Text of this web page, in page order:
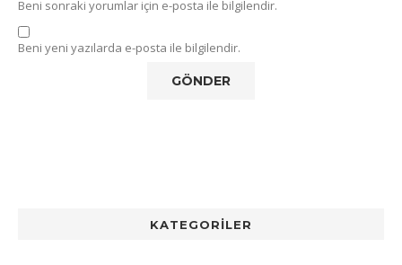
Beni sonraki yorumlar için e-posta ile bilgilendir.
Beni yeni yazılarda e-posta ile bilgilendir.
KATEGORİLER